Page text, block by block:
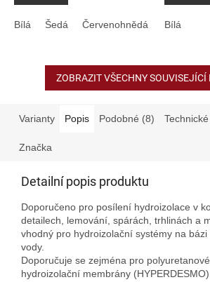
Bílá Šedá Červenohnědá Bílá
ZOBRAZIT VŠECHNY SOUVISEJÍCÍ
Varianty Popis Podobné (8)
Značka
Detailní popis produktu
Doporučeno pro posílení hydroizolace v
detailech, lemování, spárách, trhlinách a
vhodný pro hydroizolační systémy na
vody.
Doporučuje se zejména pro
hydroizolační membrány